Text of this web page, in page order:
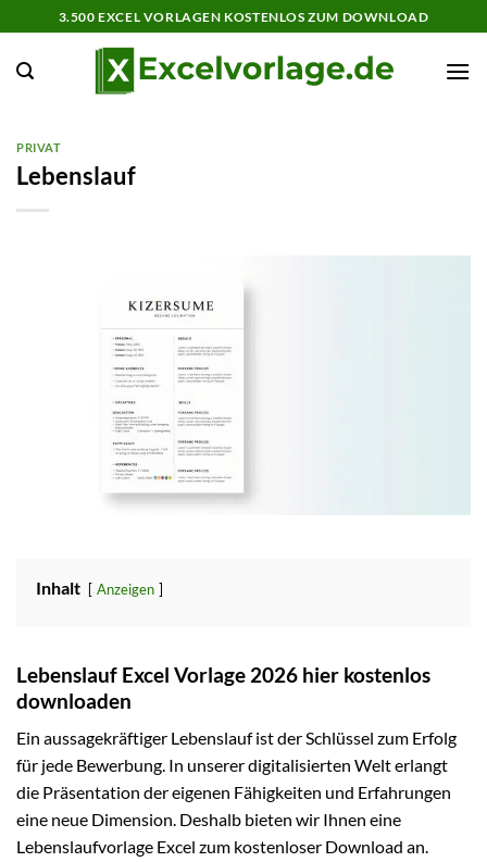
Inhalt
springen
3.500 EXCEL VORLAGEN KOSTENLOS ZUM DOWNLOAD
PRIVAT
Lebenslauf
Inhalt Anzeigen
Lebenslauf Excel Vorlage 2026 hier kostenlos
downloaden
Ein aussagekräftiger Lebenslauf ist der Schlüssel zum Erfolg
für jede Bewerbung. In unserer digitalisierten Welt erlangt
die Präsentation der eigenen Fähigkeiten und Erfahrungen
eine neue Dimension. Deshalb bieten wir Ihnen eine
Lebenslaufvorlage Excel zum kostenloser Download an.